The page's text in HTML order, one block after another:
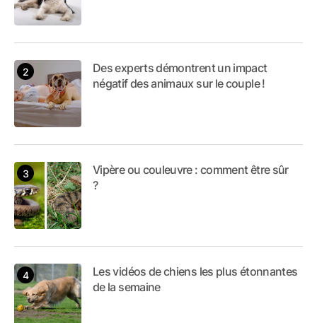
Des experts démontrent un impact
négatif des animaux sur le couple !
Vipère ou couleuvre : comment être sûr
?
Les vidéos de chiens les plus étonnantes
de la semaine